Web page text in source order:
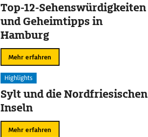
Top-12-Sehenswürdigkeiten
und Geheimtipps in
Hamburg
Mehr erfahren
Highlights
Sylt und die Nordfriesischen
Inseln
Mehr erfahren